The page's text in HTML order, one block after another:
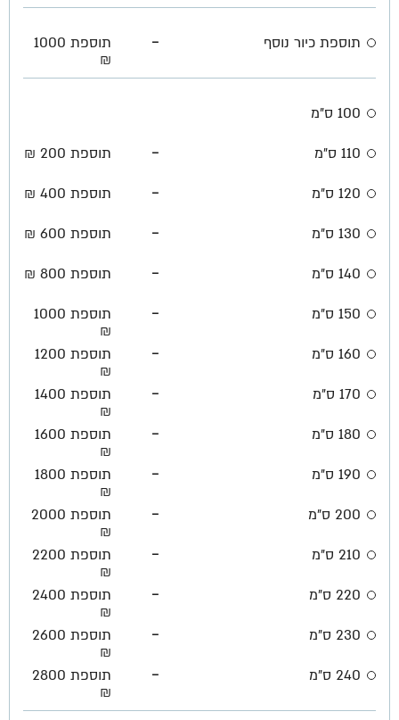
תוספת כיור נוסף -
תוספת 1000
₪
100 ס"מ
110 ס"מ - תוספת 200 ₪
120 ס"מ - תוספת 400 ₪
130 ס"מ - תוספת 600 ₪
140 ס"מ - תוספת 800 ₪
150 ס"מ -
תוספת 1000
₪
160 ס"מ
-
תוספת 1200
₪
170 ס"מ
-
תוספת 1400
₪
180 ס"מ
-
תוספת 1600
₪
190 ס"מ
-
תוספת 1800
₪
200 ס"מ
-
תוספת 2000
₪
210 ס"מ
-
תוספת 2200
₪
220 ס"מ
-
תוספת 2400
₪
230 ס"מ
-
תוספת 2600
₪
240 ס"מ
-
תוספת 2800
₪